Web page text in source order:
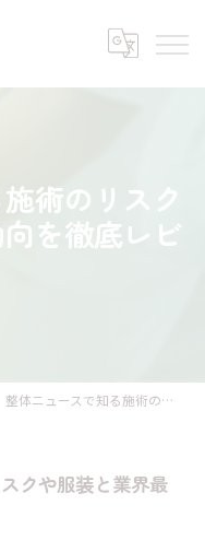
術のリスク
向を徹底レビ
整体ニュースで知る施術のリスクや服装と業界最新動向を徹底レビュー
クや服装と業界最